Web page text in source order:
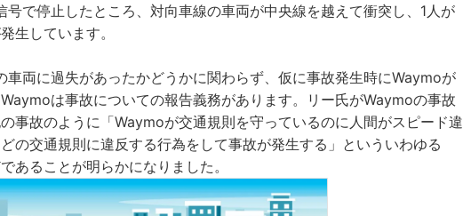
号で停止したところ、対向車線の車両が中央線を越えて衝突し、1人が
生しています。
車両に過失があったかどうかに関わらず、仮に事故発生時にWaymoが
は事故についての報告義務があります。リー氏がWaymoの事故
事故のように「Waymoが交通規則を守っているのに人間がスピード違
の交通規則に違反する行為をして事故が発生する」といういわゆる
あることが明らかになりました。